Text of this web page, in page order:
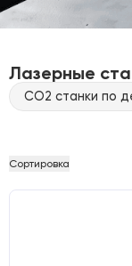
Лазерные
CO2 станки по
Сортировка